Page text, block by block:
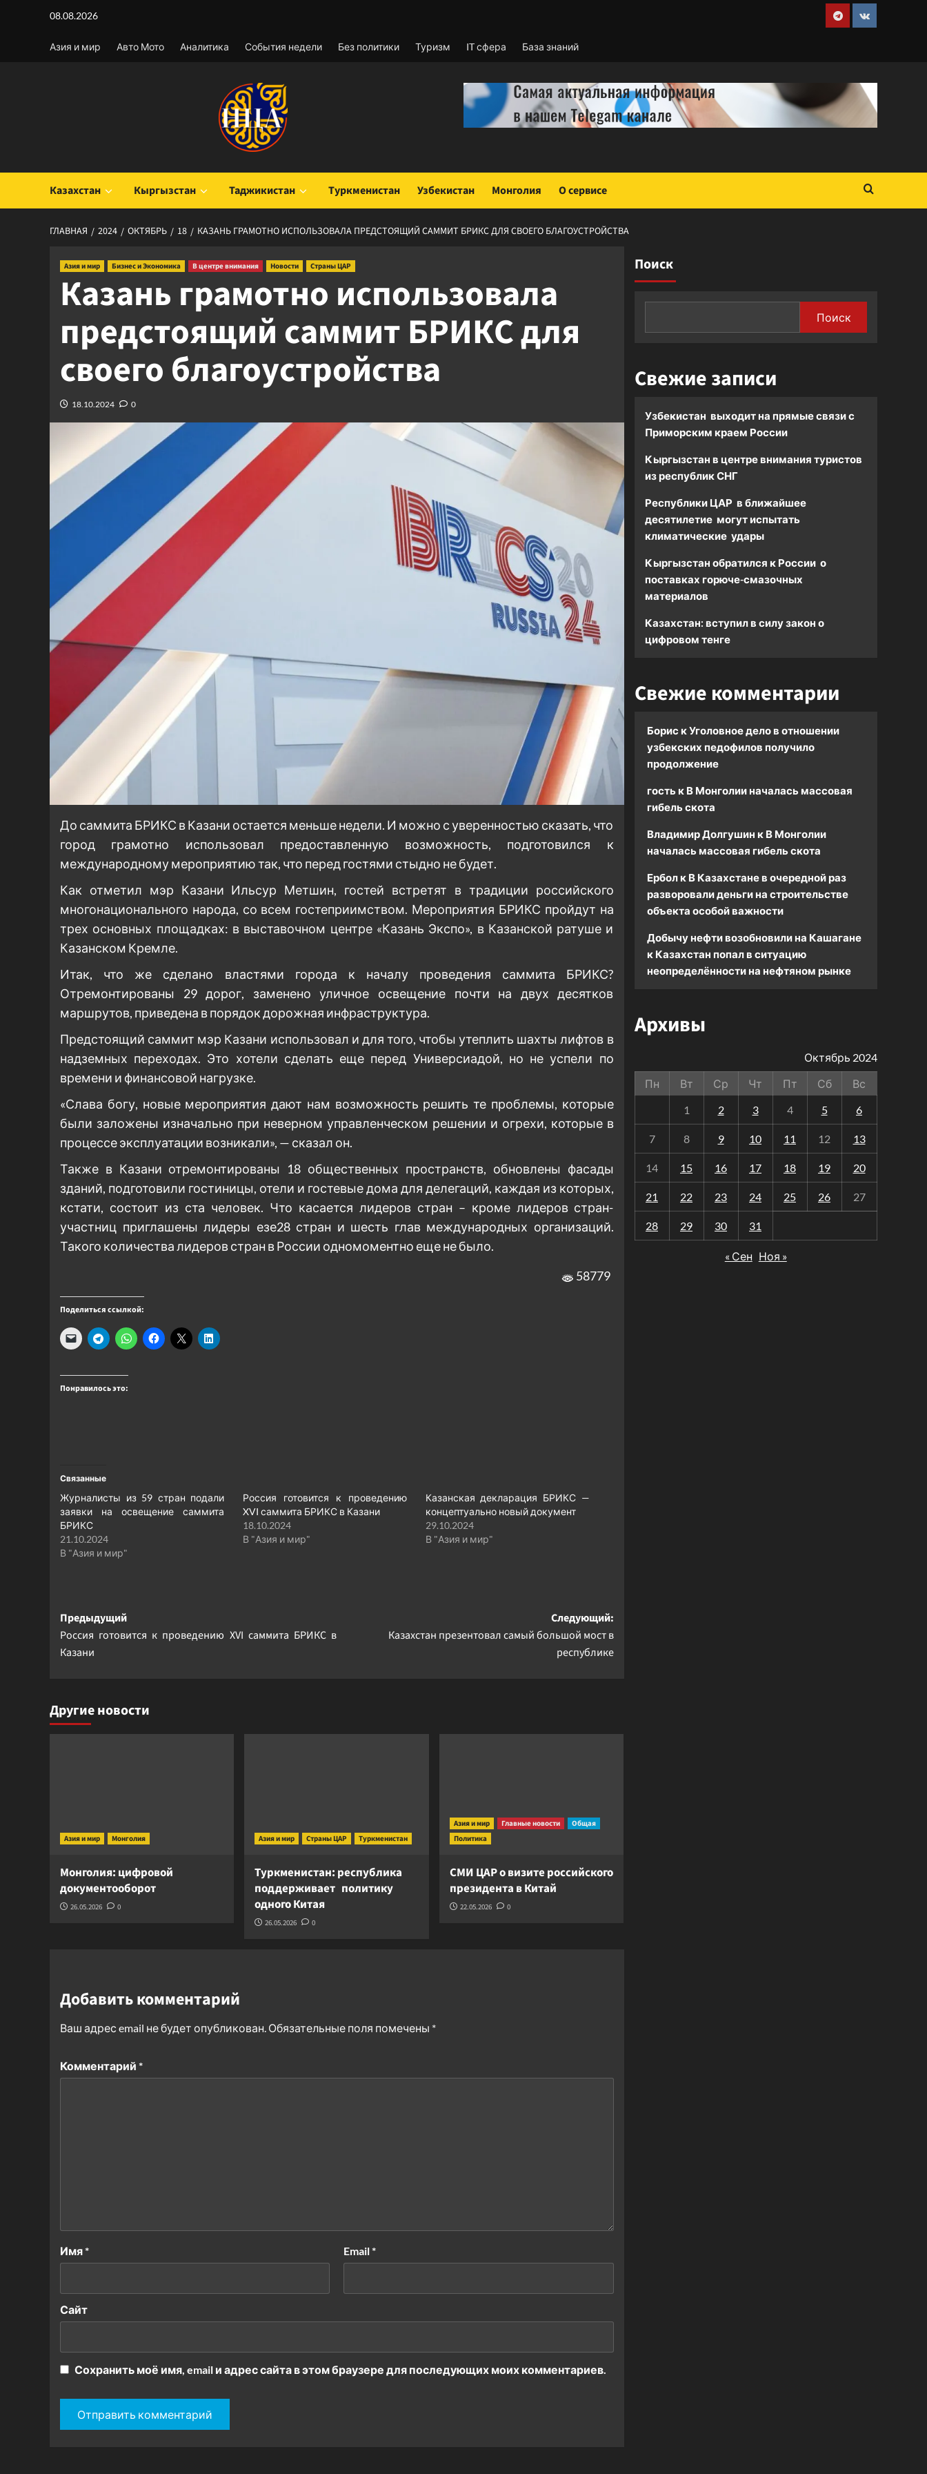
содержимому
08.08.2026
Азия и мир Авто Мото Аналитика События недели Без политики Туризм IT сфера База знаний
Telegram
VK
Казахстан Кыргызстан Таджикистан Туркменистан Узбекистан Монголия О сервисе
ГЛАВНАЯ 2024 ОКТЯБРЬ 18 КАЗАНЬ ГРАМОТНО ИСПОЛЬЗОВАЛА ПРЕДСТОЯЩИЙ САММИТ БРИКС ДЛЯ СВОЕГО БЛАГОУСТРОЙСТВА
Азия и мир Бизнес и Экономика В центре внимания Новости Страны ЦАР
Казань грамотно использовала
предстоящий саммит БРИКС для
своего благоустройства
18.10.2024 0
До саммита БРИКС в Казани остается меньше недели. И можно с уверенностью сказать, что
город грамотно использовал предоставленную возможность, подготовился к
международному мероприятию так, что перед гостями стыдно не будет.
Как отметил мэр Казани Ильсур Метшин, гостей встретят в традиции российского
многонационального народа, со всем гостеприимством. Мероприятия БРИКС пройдут на
трех основных площадках: в выставочном центре «Казань Экспо», в Казанской ратуше и
Казанском Кремле.
Итак, что же сделано властями города к началу проведения саммита БРИКС?
Отремонтированы 29 дорог, заменено уличное освещение почти на двух десятков
маршрутов, приведена в порядок дорожная инфраструктура.
Предстоящий саммит мэр Казани использовал и для того, чтобы утеплить шахты лифтов в
надземных переходах. Это хотели сделать еще перед Универсиадой, но не успели по
времени и финансовой нагрузке.
«Слава богу, новые мероприятия дают нам возможность решить те проблемы, которые
были заложены изначально при неверном управленческом решении и огрехи, которые в
процессе эксплуатации возникали», — сказал он.
Также в Казани отремонтированы 18 общественных пространств, обновлены фасады
зданий, подготовили гостиницы, отели и гостевые дома для делегаций, каждая из которых,
кстати, состоит из ста человек. Что касается лидеров стран – кроме лидеров стран-
участниц приглашены лидеры езе28 стран и шесть глав международных организаций.
Такого количества лидеров стран в России одномоментно еще не было.
58779
Поделиться ссылкой:
Понравилось это:
Связанные
Журналисты из 59 стран подали
заявки на освещение саммита
БРИКС
21.10.2024
В "Азия и мир"
Россия готовится к проведению
XVI саммита БРИКС в Казани
18.10.2024
В "Азия и мир"
Казанская декларация БРИКС —
концептуально новый документ
29.10.2024
В "Азия и мир"
Навигация
записи
Предыдущий
Россия готовится к проведению XVI саммита БРИКС в
Казани
Следующий:
Казахстан презентовал самый большой мост в
республике
Другие новости
Азия и мир Монголия
Монголия: цифровой
документооборот
26.05.2026 0
Азия и мир Страны ЦАР Туркменистан
Туркменистан: республика
поддерживает политику
одного Китая
26.05.2026 0
Азия и мир Главные новости
Общая
Политика
СМИ ЦАР о визите российского
президента в Китай
22.05.2026 0
Добавить комментарий
Ваш адрес email не будет опубликован. Обязательные поля помечены *
Комментарий *
Имя* Email*
Сайт
Сохранить моё имя, email и адрес сайта в этом браузере для последующих моих комментариев.
Поиск
Поиск
Свежие записи
Узбекистан выходит на прямые связи с
Приморским краем России
Кыргызстан в центре внимания туристов
из республик СНГ
Республики ЦАР в ближайшее
десятилетие могут испытать
климатические удары
Кыргызстан обратился к России о
поставках горюче-смазочных
материалов
Казахстан: вступил в силу закон о
цифровом тенге
Свежие комментарии
БорискУголовное дело в отношении
узбекских педофилов получило
продолжение
гостьк В Монголии началась массовая
гибель скота
Владимир Долгушин к В Монголии
началась массовая гибель скота
Ерболк В Казахстане в очередной раз
разворовали деньги на строительстве
объекта особой важности
Добычу нефти возобновили на Кашагане
к Казахстан попал в ситуацию
неопределённости на нефтяном рынке
Архивы
Октябрь 2024
Пн
Вт Ср Чт Пт Сб
Вс
1
2 3 4 5 6
7 8 9 10 11 12 13
14 15 16 17 18 19 20
21 22 23 24 25 26 27
28 29 30 31
« Сен Ноя »